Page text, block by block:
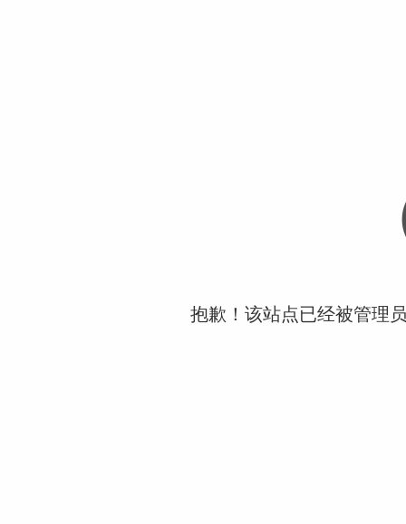
抱歉！该站点已经被管理